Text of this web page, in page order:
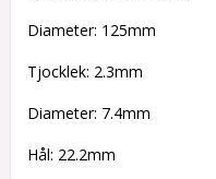
Diameter: 125mm
Tjocklek: 2.3mm
Diameter: 7.4mm
Hål: 22.2mm